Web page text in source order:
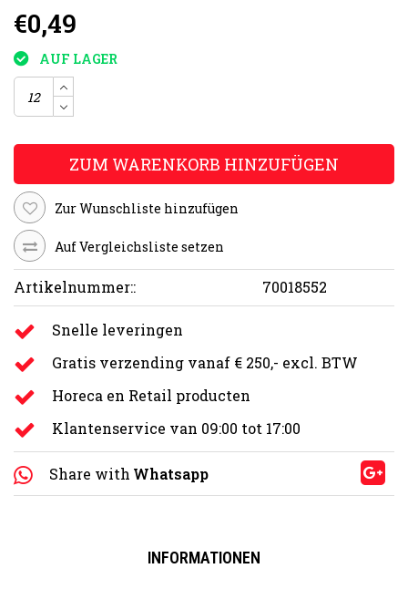
€0,49
AUF LAGER
ZUM WARENKORB HINZUFÜGEN
Zur Wunschliste hinzufügen
Auf Vergleichsliste setzen
Artikelnummer:: 70018552
Snelle leveringen
Gratis verzending vanaf € 250,- excl. BTW
Horeca en Retail producten
Klantenservice van 09:00 tot 17:00
Share with Whatsapp
INFORMATIONEN